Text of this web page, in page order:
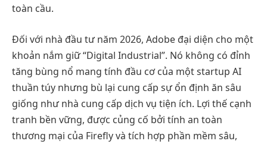
toàn cầu.
Đối với nhà đầu tư năm 2026, Adobe đại diện cho một
khoản nắm giữ “Digital Industrial”. Nó không có đỉnh
tăng bùng nổ mang tính đầu cơ của một startup AI
thuần túy nhưng bù lại cung cấp sự ổn định ăn sâu
giống như nhà cung cấp dịch vụ tiện ích. Lợi thế cạnh
tranh bền vững, được củng cố bởi tính an toàn
thương mại của Firefly và tích hợp phần mềm sâu,